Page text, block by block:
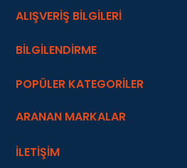
ALIŞVERİŞ BİLGİLERİ
BİLGİLENDİRME
POPÜLER KATEGORİLER
ARANAN MARKALAR
İLETİŞİM